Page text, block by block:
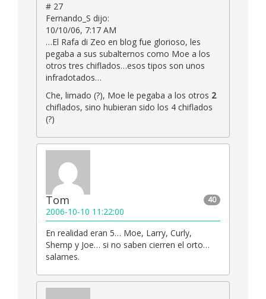
# 27
Fernando_S dijo:
10/10/06, 7:17 AM
…El Rafa di Zeo en blog fue glorioso, les
pegaba a sus subalternos como Moe a los
otros tres chiflados…esos tipos son unos
infradotados…
Che, limado (?), Moe le pegaba a los otros 2
chiflados, sino hubieran sido los 4 chiflados
(?)
40
Tom
2006-10-10 11:22:00
En realidad eran 5… Moe, Larry, Curly,
Shemp y Joe… si no saben cierren el orto…
salames.